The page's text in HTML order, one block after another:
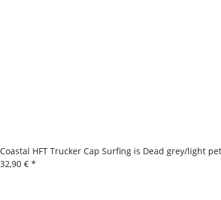
Coastal HFT Trucker Cap Surfing is Dead grey/light
32,90 € *